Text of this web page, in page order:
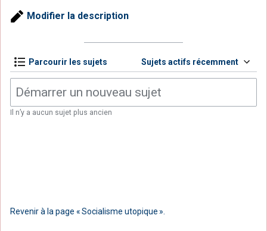
Modifier la description
Parcourir les sujets Sujets actifs récemment
Il n’y a aucun sujet plus ancien
Revenir à la page « Socialisme utopique ».